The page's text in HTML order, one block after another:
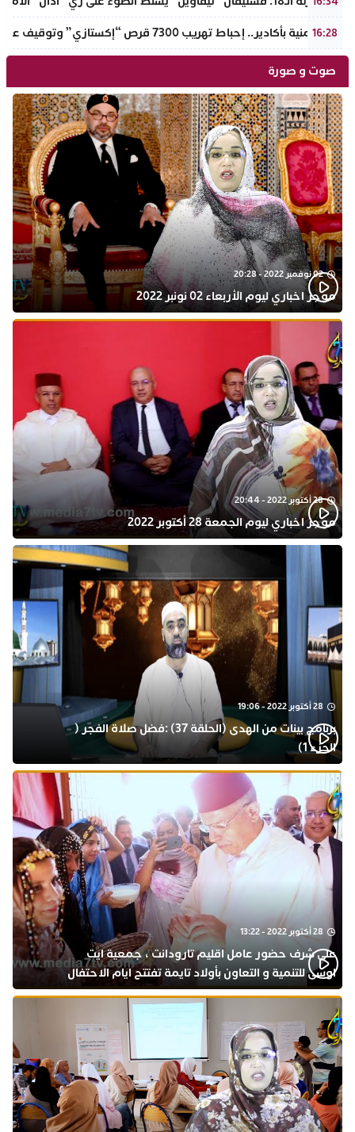
16:28
ضربة أمنية بأكادير.. إحباط تهريب 7300 قرص “إكستازي” وتوقيف عنصرين من ذوي السوابق
صوت و صورة
02 نوفمبر 2022 - 20:28
موجز اخباري ليوم الأربعاء 02 نونبر 2022
28 أكتوبر 2022 - 20:44
موجز اخباري ليوم الجمعة 28 أكتوبر 2022
28 أكتوبر 2022 - 19:06
برنامج بينات من الهدى (الحلقة 37) :فضل صلاة الفجر (
الجزء 1)
28 أكتوبر 2022 - 13:22
على شرف حضور عامل اقليم تارودانت ، جمعية ايت
اوسى للتنمية و التعاون بأولاد تايمة تفتتح ايام الاحتفال
بذكرى المولد النبوي